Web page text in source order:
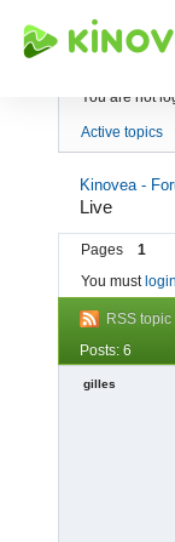
Index
You are not
Active topics
Kinovea -
Live
Pages
1
You must login
RSS topic
Posts: 6
gilles